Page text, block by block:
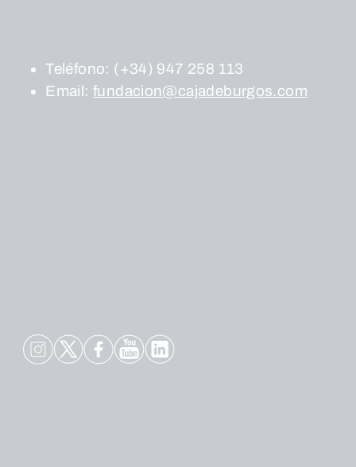
Teléfono: (+34) 947 258 113
Email:fundacion@cajadeburgos.com